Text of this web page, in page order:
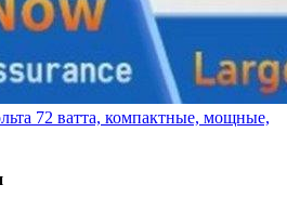
72 ватта, компактные, мощные,